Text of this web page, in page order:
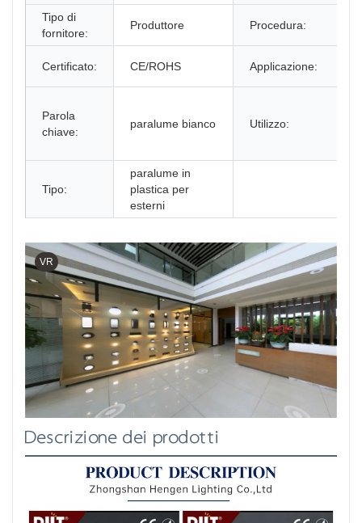
Tipo di
fornitore:
Produttore Procedura:
Certificato: CE/ROHS Applicazione:
Parola
chiave:
paralume bianco Utilizzo:
Tipo:
paralume in
plastica per
esterni
VR
Descrizione dei prodotti